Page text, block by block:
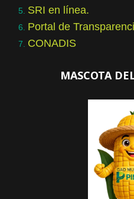
SRI en línea.
Portal de
CONADIS
MASCOTA